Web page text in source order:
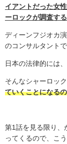
イアントだった女
ーロックが調査する
ディーンフジオカ
のコンサルタントで
日本の法律的には
そんなシャーロック
ていくことになる
第1 話を見る限り、
ってくるので、こ